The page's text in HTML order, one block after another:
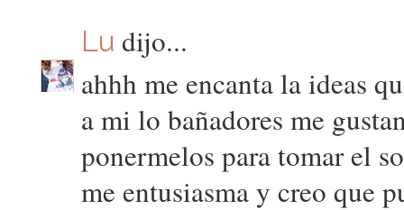
Lu dijo...
ahhh me encanta la ideas
a mi lo bañadores me
ponermelos para tomar el
me entusiasma y creo que